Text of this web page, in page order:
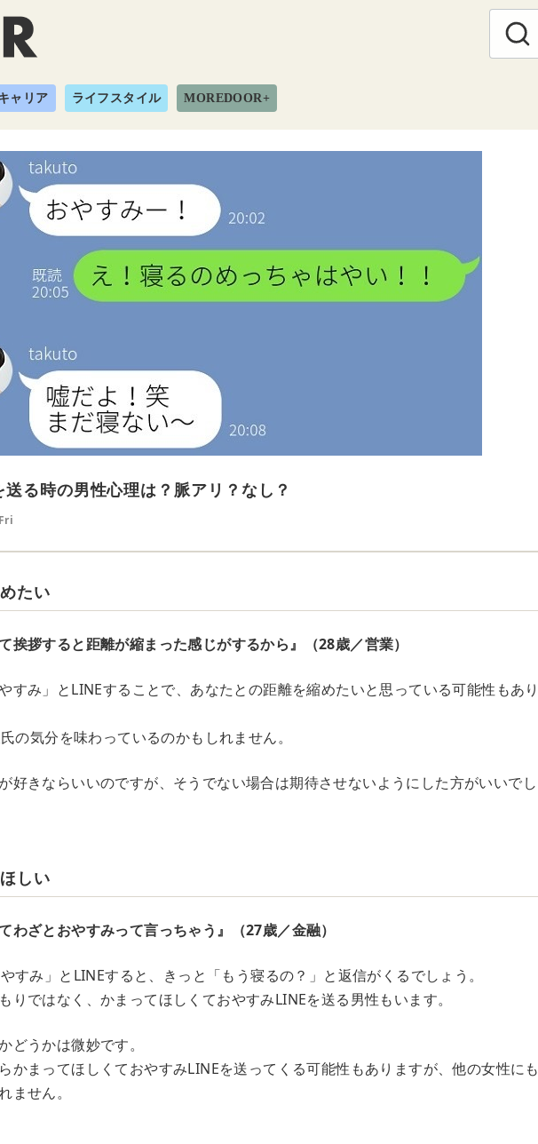
ャリア ライフスタイル MOREDOOR+
る時の男性心理は？脈アリ？なし？
たい
挨拶すると距離が縮まった感じがするから』（28歳／営業）
すみ」とLINEすることで、あなたとの距離を縮めたいと思っている可能性もあり
の気分を味わっているのかもしれません。
好きならいいのですが、そうでない場合は期待させないようにした方がいいでし
しい
わざとおやすみって言っちゃう』（27歳／金融）
すみ」とLINEすると、きっと「もう寝るの？」と返信がくるでしょう。
りではなく、かまってほしくておやすみLINEを送る男性もいます。
どうかは微妙です。
かまってほしくておやすみLINEを送ってくる可能性もありますが、他の女性にも
ません。